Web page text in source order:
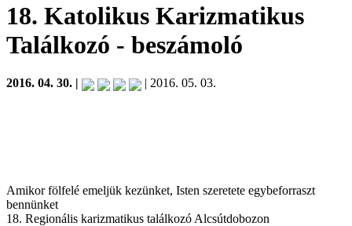
18. Katolikus Karizmatikus
Találkozó - beszámoló
2016. 04. 30. | | 2016. 05. 03.
Amikor fölfelé emeljük kezünket, Isten szeretete egybeforraszt
bennünket
18. Regionális karizmatikus találkozó Alcsútdobozon